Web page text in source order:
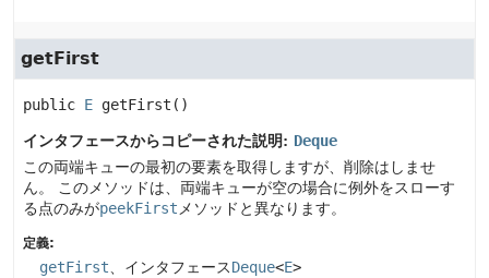
getFirst
public E getFirst ()
インタフェースからコピーされた説明: Deque
この両端キューの最初の要素を取得しますが、削除はしませ
ん。
このメソッドは、両端キューが空の場合に例外をスローす
る点のみがpeekFirst メソッドと異なります。
定義:
getFirst 、インタフェースDeque<E>